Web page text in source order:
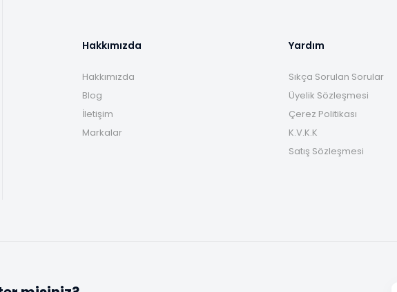
Hakkımızda
Hakkımızda
Blog
İletişim
Markalar
Yardım
Sıkça Sorulan Sorular
Üyelik Sözleşmesi
Çerez Politikası
K.V.K.K
Satış Sözleşmesi